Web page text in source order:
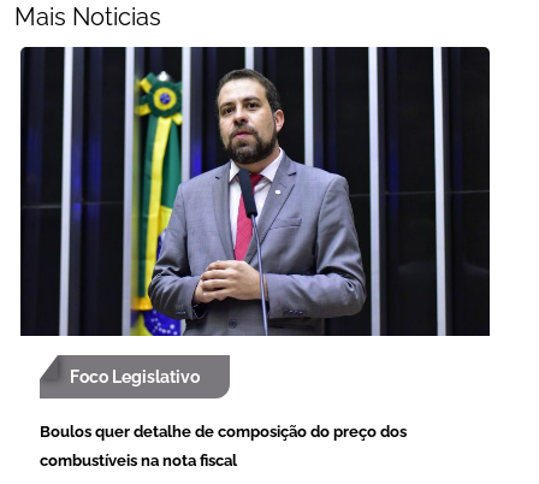
Mais Noticias
Foco Legislativo
Boulos quer detalhe de composição do preço dos
combustíveis na nota fiscal